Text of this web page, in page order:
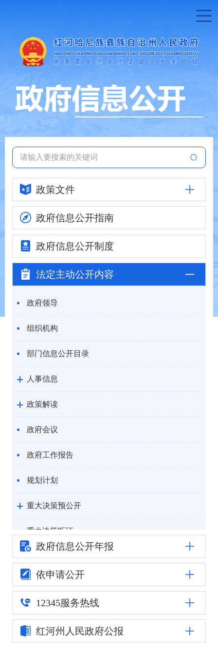
政策文件
政府信息公开指南
政府信息公开制度
法定主动公开内容
政府领导
组织机构
部门信息公开目录
人事信息
政策解读
政府会议
政府工作报告
规划计划
重大决策预公开
重大决策听证
统计信息
自然资源
公安司法
重点领域信息公开
政府信息公开年报
依申请公开
12345服务热线
红河州人民政府公报